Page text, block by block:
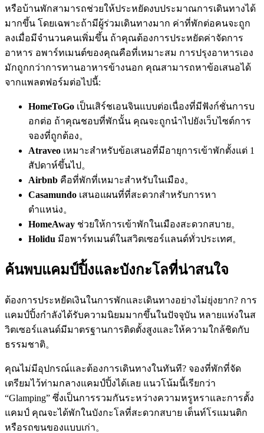
หรือบ้านพักสามารถช่วยให้ประหยัดงบประมาณการเดินทางได้
มากขึ้น โดยเฉพาะถ้ามีผู้ร่วมเดินทางมาก ค่าที่พักต่อคนจะถูก
ลงเมื่อมีจำนวนคนเพิ่มขึ้น ถ้าคุณต้องการประหยัดค่าจัดการ
อาหาร อพาร์ทเมนต์ของคุณคือที่เหมาะสม การปรุงอาหารเอง
มักถูกกว่าการทานอาหารข้างนอก คุณสามารถหาข้อเสนอได้
จากแพลตฟอร์มต่อไปนี้:
HomeToGo เป็นเสิร์ชเอนจินแบบต่อเนื่องที่มีฟังก์ชั่นการบ
อกต่อ ถ้าคุณชอบที่พักนั้น คุณจะถูกนำไปยังเว็บไซต์การ
จองที่ถูกต้อง。
Atraveo เหมาะสำหรับข้อเสนอที่มีอายุการเข้าพักตั้งแต่ 1
สัปดาห์ขึ้นไป。
Airbnb คือที่พักที่เหมาะสำหรับในเมือง。
Casamundo เสนอแผนที่ที่สะดวกสำหรับการหา
ตำแหน่ง。
HomeAway ช่วยให้การเข้าพักในเมืองสะดวกสบาย。
Holidu มีอพาร์ทเมนต์ในสวิตเซอร์แลนด์ทั่วประเทศ。
ค้นพบแคมป์ปิ้งและบังกะโลที่น่าสนใจ
ต้องการประหยัดเงินในการพักและเดินทางอย่างไม่ยุ่งยาก? การ
แคมป์ปิ้งกำลังได้รับความนิยมมากขึ้นในปัจจุบัน หลายแห่งในส
วิตเซอร์แลนด์มีมาตรฐานการติดตั้งสูงและให้ความใกล้ชิดกับ
ธรรมชาติ。
คุณไม่มีอุปกรณ์และต้องการเดินทางในทันที? จองที่พักที่จัด
เตรียมไว้ท่ามกลางแคมป์ปิ้งได้เลย แนวโน้มนี้เรียกว่า
“Glamping” ซึ่งเป็นการรวมกันระหว่างความหรูหราและการตั้ง
แคมป์ คุณจะได้พักในบังกะโลที่สะดวกสบาย เต็นท์โรแมนติก
หรือรถขนของแบบเก่า。